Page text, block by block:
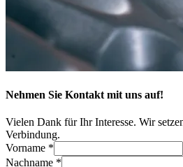
Nehmen Sie Kontakt mit uns auf!
Vielen Dank für Ihr Interesse. Wir
Verbindung.
Vorname *
Nachname *